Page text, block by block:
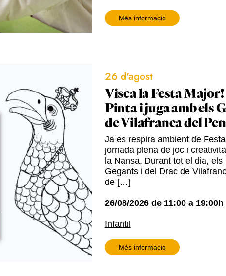
Més informació
26 d'agost
Visca la Festa Major!
Pinta i juga amb els
de Vilafranca del
Ja es respira ambient de
jornada plena de joc i
la Nansa. Durant tot el dia,
Gegants i del Drac de
de […]
26/08/2026 de 11:00 a 19:00h
Infantil
Més informació